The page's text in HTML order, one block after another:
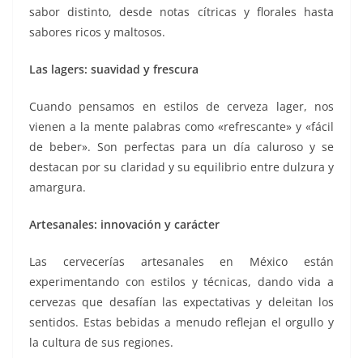
sabor distinto, desde notas cítricas y florales hasta
sabores ricos y maltosos.
Las lagers: suavidad y frescura
Cuando pensamos en estilos de cerveza lager, nos
vienen a la mente palabras como «refrescante» y «fácil
de beber». Son perfectas para un día caluroso y se
destacan por su claridad y su equilibrio entre dulzura y
amargura.
Artesanales: innovación y carácter
Las cervecerías artesanales en México están
experimentando con estilos y técnicas, dando vida a
cervezas que desafían las expectativas y deleitan los
sentidos. Estas bebidas a menudo reflejan el orgullo y
la cultura de sus regiones.